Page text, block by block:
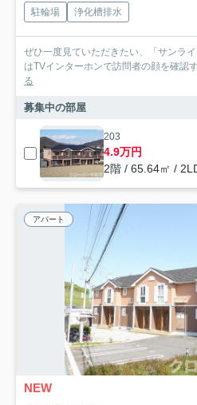
駐輪場 浄化槽排水
ぜひ一度見ていただきたい、「サンラ
はTVインターホンで訪問者の顔を確認
る
募集中の部屋
203
4.9万円
2階 / 65.64㎡ /
アパート
NEW